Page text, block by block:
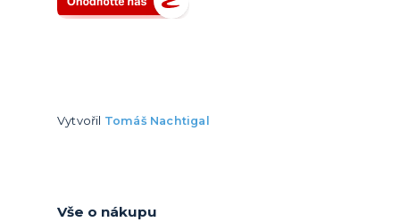
Vytvořil Tomáš Nachtigal
Vše o nákupu